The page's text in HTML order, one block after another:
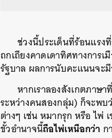
ช่วงนี้ประเด็นที่ร้อนแรง
ถกเถียงคาดเดาทิศทางการ
รัฐบาล ผลการนับคะแนนจะ
หากเราลองสังเกตภาษาที่
ระหว่างคนสองกลุ่ม) ก็จะพบ
ต่างๆ เช่น หมากรุก หรือ ไพ่
ขั้วอำนาจนี้ถือไพ่เหนือกว่า ก